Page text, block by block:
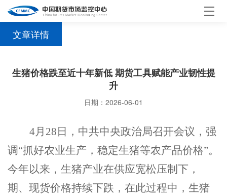
文章详情
生猪价格跌至近十年新低 期货工具赋能产业韧性提
升
日期：2026-06-01
4月 28 日，中共中央政治局召开会议，强
调“抓好农业生产，稳定生猪等农产品价格”。
今年以来，生猪产业在供应宽松压制 下，
期、现货价格持续下跌 ，在此过程中， 生猪